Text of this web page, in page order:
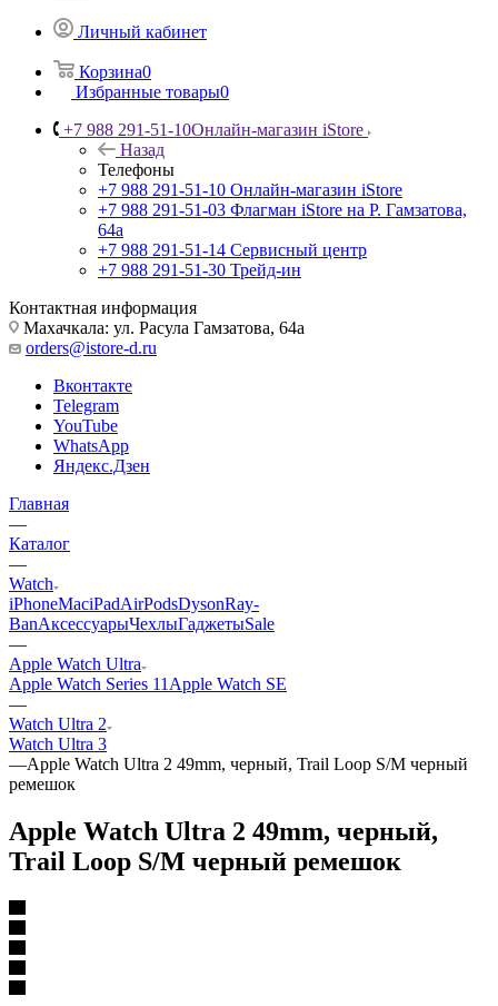
Личный кабинет
Корзина0
Избранные товары0
+7 988 291-51-10Онлайн-магазин iStore
Назад
Телефоны
+7 988 291-51-10 Онлайн-магазин iStore
+7 988 291-51-03 Флагман iStore на Р. Гамзатова,
64а
+7 988 291-51-14 Сервисный центр
+7 988 291-51-30 Трейд-ин
Контактная информация
Махачкала: ул. Расула Гамзатова, 64а
orders@istore-d.ru
Вконтакте
Telegram
YouTube
WhatsApp
Яндекс.Дзен
Главная
—
Каталог
—
Watch
iPhoneMaciPadAirPodsDysonRay-
BanАксессуарыЧехлыГаджетыSale
—
Apple Watch Ultra
Apple Watch Series 11 Apple Watch SE
—
Watch Ultra 2
Watch Ultra 3
—Apple Watch Ultra 2 49mm, черный, Trail Loop S/M черный
ремешок
Apple Watch Ultra 2 49mm, черный,
Trail Loop S/M черный ремешок